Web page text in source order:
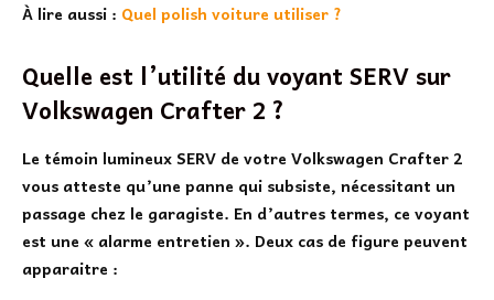
À lire aussi : Quel polish voiture utiliser ?
Quelle est l’utilité du voyant SERV sur
Volkswagen Crafter 2 ?
Le témoin lumineux SERV de votre Volkswagen Crafter 2
vous atteste qu’une panne qui subsiste, nécessitant un
passage chez le garagiste. En d’autres termes, ce voyant
est une « alarme entretien ». Deux cas de figure peuvent
apparaitre :